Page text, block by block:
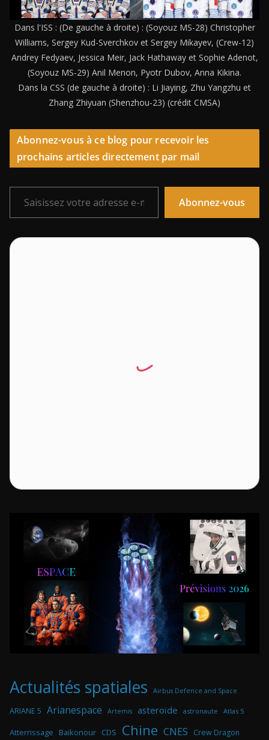
Dans l'ISS : (De gauche à droite) : (Soyouz MS-28) Christopher
Williams, Sergey Kud-Sverchkov et Sergey Mikayev, (Crew-12)
Andrey Fedyaev, Jessica Meir, Jack Hathaway et Sophie Adenot,
(Soyouz MS-29) Anil Menon, Pyotr Dubov, Anna Kikina.
Dans la CSS (de gauche à droite) : Li Jiaying, Zhu Yangzhu et
Zhang Zhiyuan (Shenzhou-23) (crédit CMSA)
Abonnez-vous à ce blog pour recevoir les
prochains articles directement par mail
Saisissez votre adresse e-mail…
Abonnez-vous
Actualités spatiales Airbus Defence and Space
ARIANE 5 Arianespace Artemis asteroïde astronaute Atlas 5
Atterrissage Baikonour CDS Chine CNES Crew Dragon